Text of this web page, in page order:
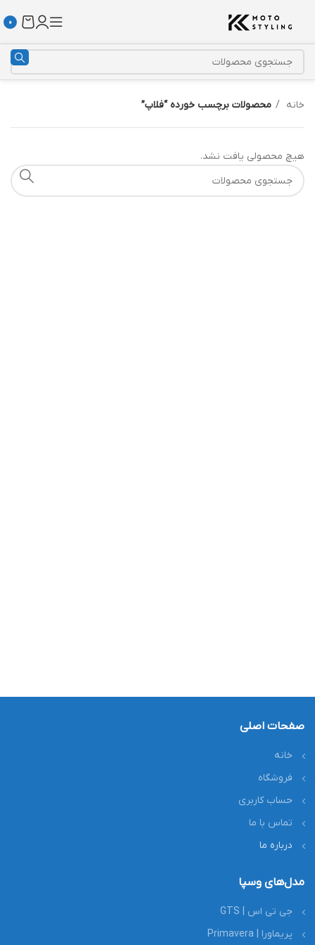
0
خانه محصولات برچسب خورده “فلاپ”
هیچ محصولی یافت نشد.
صفحات اصلی
خانه
فروشگاه
حساب کاربری
تماس با ما
درباره ما
مدل‌های وسپا
جی تی اس | GTS
پریماورا | Primavera